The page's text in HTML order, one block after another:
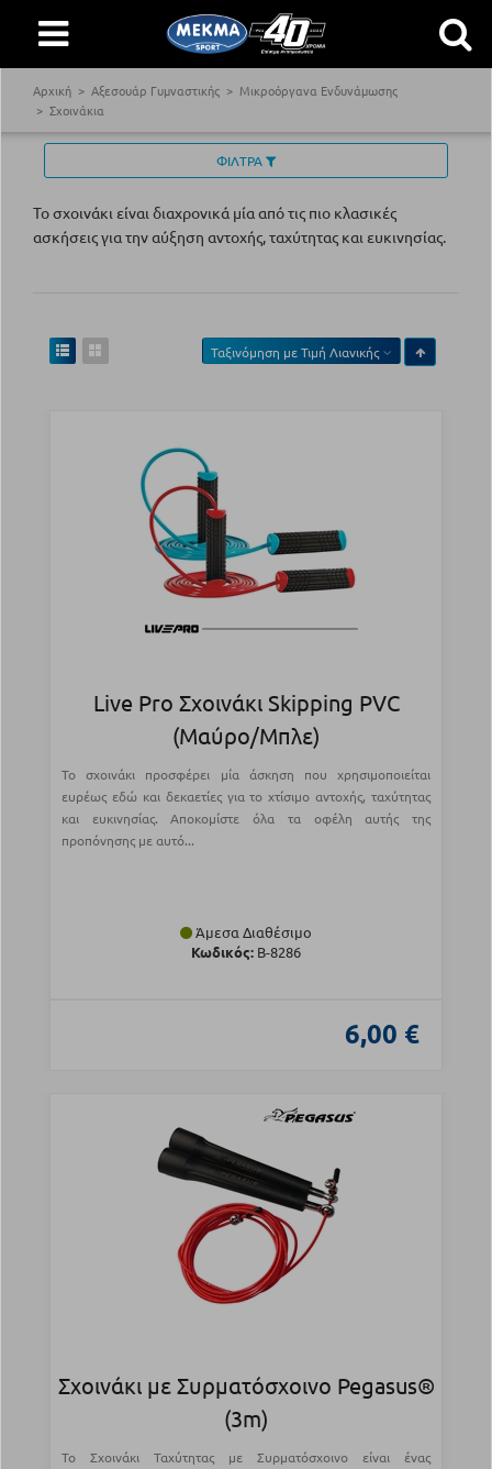
Αρχική Αξεσουάρ Γυμναστικής
Μικροόργανα Ενδυνάμωσης
Σχοινάκια
ΦΙΛΤΡΑ
Το σχοινάκι είναι διαχρονικά μία από τις πιο κλασικές
ασκήσεις για την αύξηση αντοχής, ταχύτητας και ευκινησίας.
Ταξινόμηση μεΤιμή Λιανικής
Live Pro Σχοινάκι Skipping PVC
(Μαύρο/Μπλε)
Το σχοινάκι προσφέρει μία άσκηση που χρησιμοποιείται
ευρέως εδώ και δεκαετίες για το χτίσιμο αντοχής, ταχύτητας
και ευκινησίας. Αποκομίστε όλα τα οφέλη αυτής της
προπόνησης με αυτό...
Άμεσα Διαθέσιμο
Κωδικός: Β-8286
6,00 €
Σχοινάκι με Συρματόσχοινο Pegasus®
(3m)
Το Σχοινάκι Ταχύτητας με Συρματόσχοινο είναι ένας